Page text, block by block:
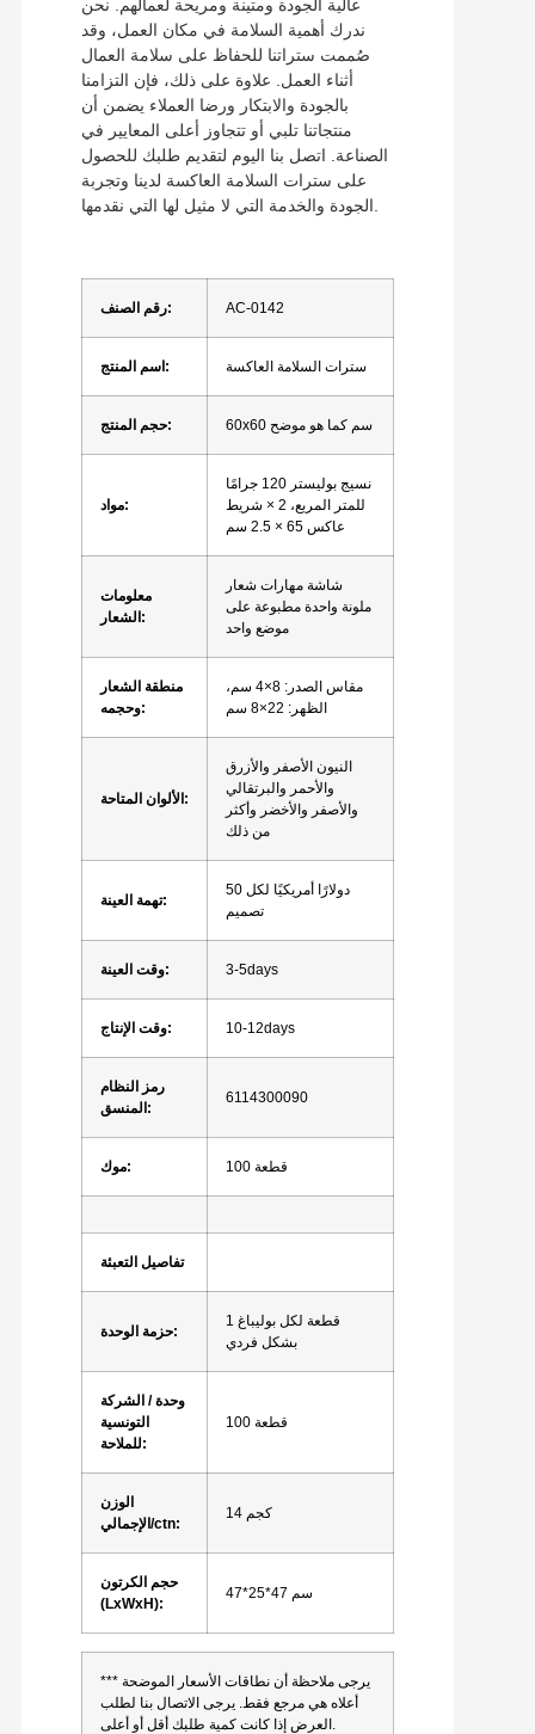
عالية الجودة ومتينة ومريحة لعمالهم. نحن
ندرك أهمية السلامة في مكان العمل، وقد
صُممت ستراتنا للحفاظ على سلامة العمال
أثناء العمل. علاوة على ذلك، فإن التزامنا
بالجودة والابتكار ورضا العملاء يضمن أن
منتجاتنا تلبي أو تتجاوز أعلى المعايير في
الصناعة. اتصل بنا اليوم لتقديم طلبك للحصول
على سترات السلامة العاكسة لدينا وتجربة
رقم الصنف: AC-0142
اسم المنتج: سترات السلامة العاكسة
حجم المنتج: 60x60 سم كما هو موضح
مواد:
نسيج بوليستر 120 جرامًا
للمتر المربع، 2 × شريط
عاكس 65 × 2.5 سم
معلومات
الشعار:
شاشة مهارات شعار
ملونة واحدة مطبوعة على
موضع واحد
منطقة الشعار
وحجمه:
مقاس الصدر: 8×4 سم،
الظهر: 22×8 سم
الألوان المتاحة:
النيون الأصفر والأزرق
والأحمر والبرتقالي
والأصفر والأخضر وأكثر
من ذلك
تهمة العينة:
50 دولارًا أمريكيًا لكل
تصميم
وقت العينة: 3-5days
وقت الإنتاج: 10-12days
رمز النظام
المنسق:
6114300090
موك: 100 قطعة
تفاصيل التعبئة
حزمة الوحدة:
1 قطعة لكل بوليباغ
بشكل فردي
وحدة / الشركة
التونسية
للملاحة:
100 قطعة
الوزن
الإجمالي/ctn:
14 كجم
حجم الكرتون
(LxWxH):
47*25*47 سم
*** يرجى ملاحظة أن نطاقات الأسعار الموضحة
أعلاه هي مرجع فقط. يرجى الاتصال بنا لطلب
العرض إذا كانت كمية طلبك أقل أو أعلى.